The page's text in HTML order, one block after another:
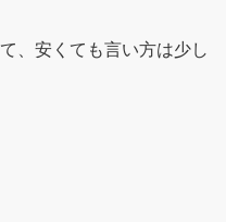
、安くても言い方は少し